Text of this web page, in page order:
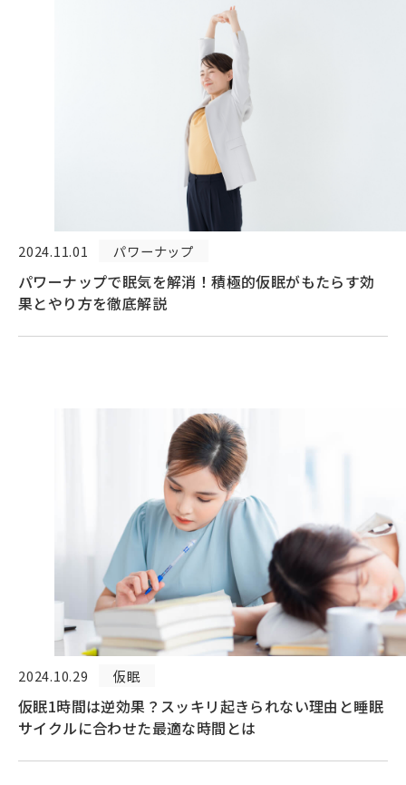
2024.11.01 パワーナップ
パワーナップで眠気を解消！積極的仮眠がもたらす効
果とやり方を徹底解説
2024.10.29 仮眠
仮眠1時間は逆効果？スッキリ起きられない理由と睡眠
サイクルに合わせた最適な時間とは